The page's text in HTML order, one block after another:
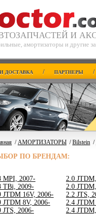
И
амортизаторы и другие
ДОСТАВКА / ПАРТНЕРЫ /
/АМОРТИЗАТОРЫ /Bilstein /
ПО БРЕНДАМ:
MPI, 2007-
TBi, 2009-
JTDM 16V, 2006-
JTDM 8V, 2006-
JTS, 2006-
2.0
2.0
2.2 JTS,
2.4 JTDM
2.4